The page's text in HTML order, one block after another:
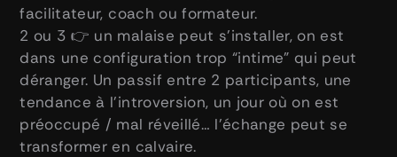
facilitateur, coach ou formateur.
2 ou 3 👉 un malaise peut s’installer, on est
dans une configuration trop “intime” qui peut
déranger. Un passif entre 2 participants, une
tendance à l’introversion, un jour où on est
préoccupé / mal réveillé… l’échange peut se
transformer en calvaire.